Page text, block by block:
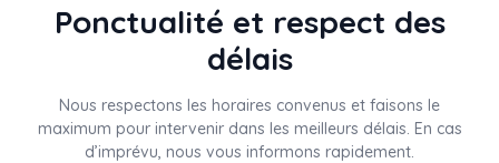
Ponctualité et respect des
délais
Nous respectons les horaires convenus et faisons le
maximum pour intervenir dans les meilleurs délais. En cas
d’imprévu, nous vous informons rapidement.